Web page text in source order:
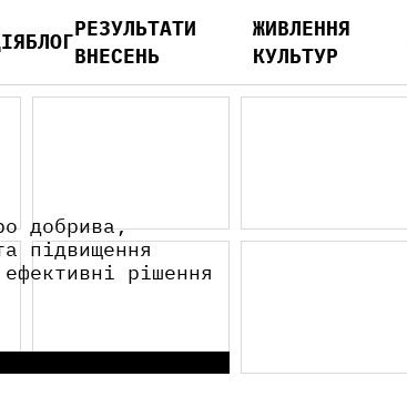
БЛОГ
РЕЗУЛЬТАТИ
ВНЕСЕНЬ
ЖИВЛЕННЯ
КУЛЬТУР
добрива,
підвищення
рішення